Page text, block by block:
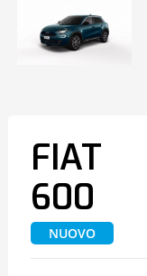
FIAT
600
NUOVO